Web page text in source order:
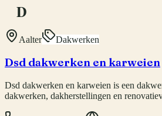
D
Aalter Dakwerken
Dsd dakwerken en karweien
Dsd dakwerken en karweien is een
dakwerken, dakherstellingen en